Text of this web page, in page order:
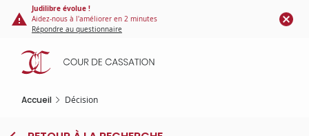
Panneau de gestion des cookies
contenu
principal
Judilibre évolue !
Aidez-nous à l'améliorer en 2 minutes
Répondre au questionnaire
Accueil Décision